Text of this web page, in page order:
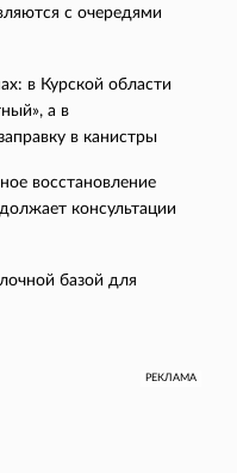
с очередями
в Курской области
а в
в канистры
восстановление
консультации
базой для
РЕКЛАМА